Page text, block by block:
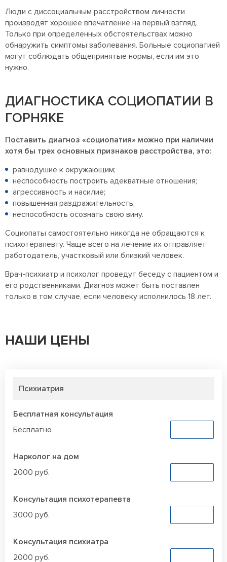
Люди с диссоциальным расстройством личности
производят хорошее впечатление на первый взгляд.
Только при определенных обстоятельствах можно
обнаружить симптомы заболевания. Больные социопатией
могут соблюдать общепринятые нормы, если им это
нужно.
ДИАГНОСТИКА СОЦИОПАТИИ В
ГОРНЯКЕ
Поставить диагноз «социопатия» можно при наличии
хотя бы трех основных признаков расстройства, это:
равнодушие к окружающим;
неспособность построить адекватные отношения;
агрессивность и насилие;
повышенная раздражительность;
неспособность осознать свою вину.
Социопаты самостоятельно никогда не обращаются к
психотерапевту. Чаще всего на лечение их отправляет
работодатель, участковый или близкий человек.
Врач-психиатр и психолог проведут беседу с пациентом и
его родственниками. Диагноз может быть поставлен
только в том случае, если человеку исполнилось 18 лет.
НАШИ ЦЕНЫ
Психиатрия
Бесплатная консультация
Бесплатно
Нарколог на дом
2000 руб.
Консультация психотерапевта
3000 руб.
Консультация психиатра
2000 руб.